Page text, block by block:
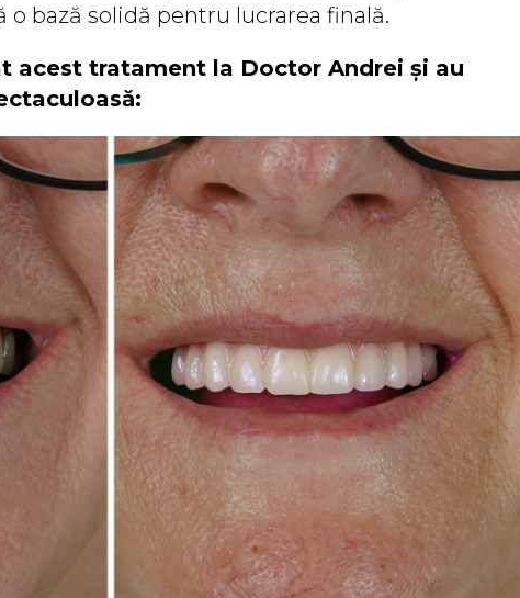
bază solidă pentru lucrarea finală.
acest tratament la Doctor Andrei și au